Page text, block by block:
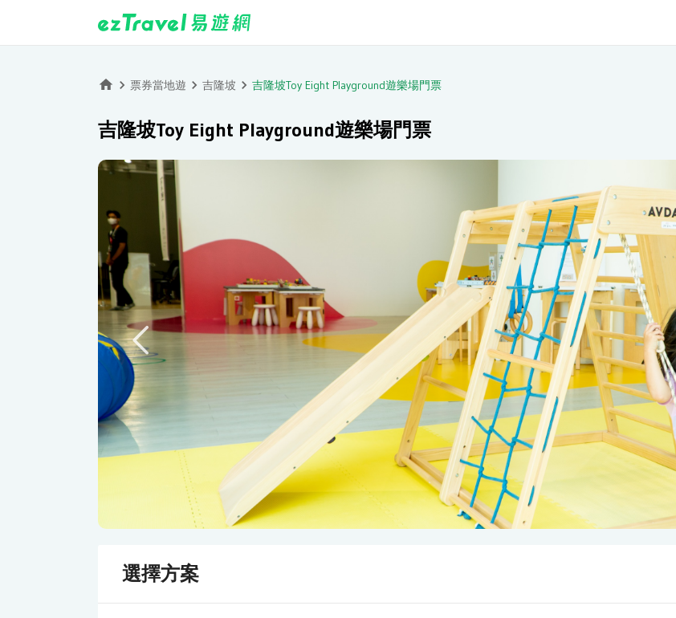
票券當地遊 吉隆坡 吉隆坡Toy Eight Playground遊樂場門票
吉隆坡Toy Eight Playground遊樂場門票
選擇方案